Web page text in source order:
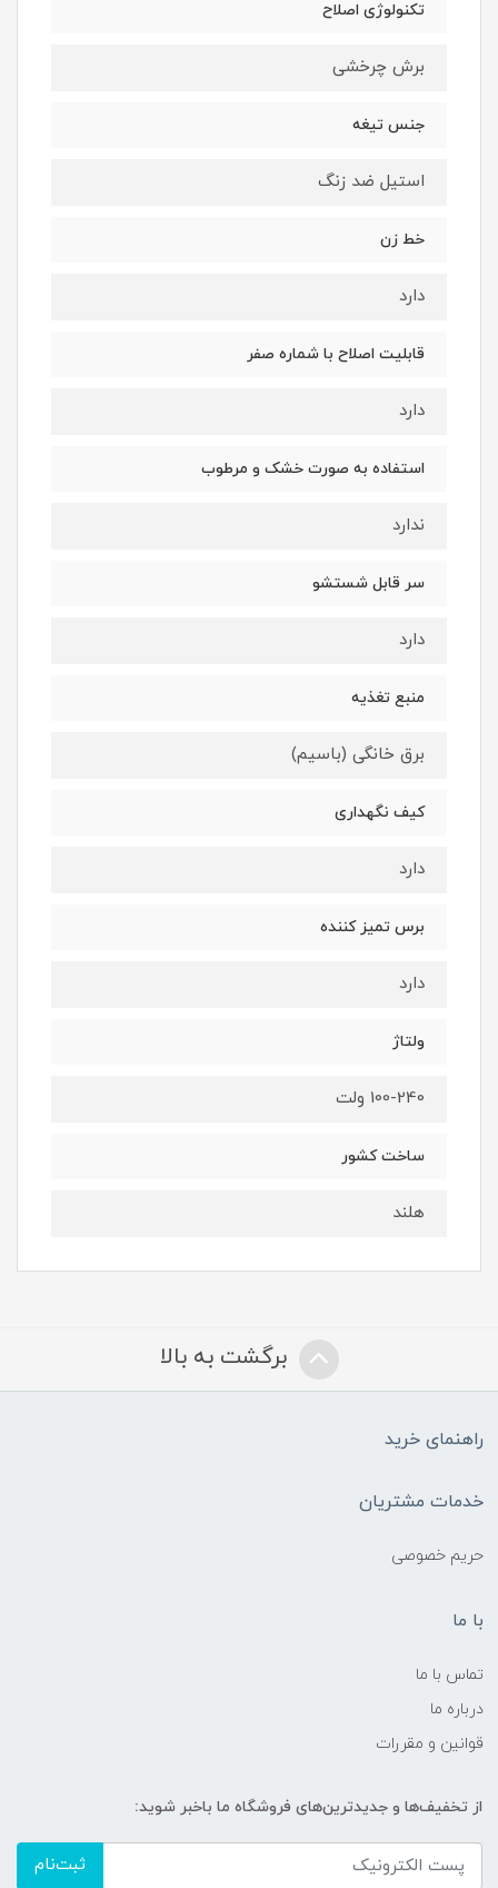
تکنولوژی اصلاح
برش چرخشی
جنس تیغه
استیل ضد زنگ
خط زن
دارد
قابلیت اصلاح با شماره صفر
دارد
استفاده به صورت خشک و مرطوب
ندارد
سر قابل شستشو
دارد
منبع تغذیه
برق خانگی (باسیم)
کیف نگهداری
دارد
برس تمیز کننده
دارد
ولتاژ
100-240 ولت
ساخت کشور
هلند
برگشت به بالا
راهنمای خرید
خدمات مشتریان
حریم خصوصی
با ما
تماس با ما
درباره ما
قوانین و مقررات
از تخفیف‌ها و جدیدترین‌های فروشگاه ما باخبر شوید:
ثبت‌نام